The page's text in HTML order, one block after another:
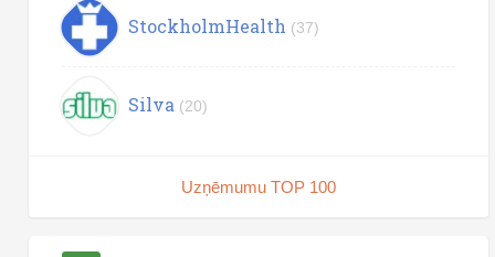
StockholmHealth (37)
Silva (20)
Uzņēmumu TOP 100